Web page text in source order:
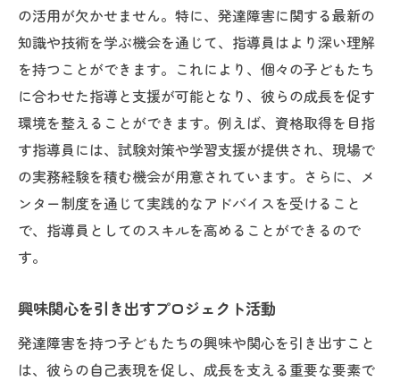
の活用が欠かせません。特に、発達障害に関する最新の
知識や技術を学ぶ機会を通じて、指導員はより深い理解
を持つことができます。これにより、個々の子どもたち
に合わせた指導と支援が可能となり、彼らの成長を促す
環境を整えることができます。例えば、資格取得を目指
す指導員には、試験対策や学習支援が提供され、現場で
の実務経験を積む機会が用意されています。さらに、メ
ンター制度を通じて実践的なアドバイスを受けること
で、指導員としてのスキルを高めることができるので
す。
興味関心を引き出すプロジェクト活動
発達障害を持つ子どもたちの興味や関心を引き出すこと
は、彼らの自己表現を促し、成長を支える重要な要素で